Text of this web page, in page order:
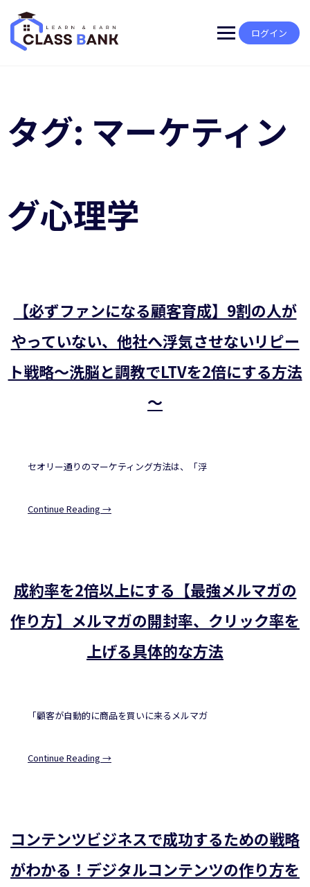
content
ログイン
タグ: マーケティン
グ心理学
【必ずファンになる顧客育成】9割の人が
やっていない、他社へ浮気させないリピー
ト戦略～洗脳と調教でLTVを2倍にする方法
～
セオリー通りのマーケティング方法は、「浮
Continue Reading →
成約率を2倍以上にする【最強メルマガの
作り方】メルマガの開封率、クリック率を
上げる具体的な方法
「顧客が自動的に商品を買いに来るメルマガ
Continue Reading →
コンテンツビジネスで成功するための戦略
がわかる！デジタルコンテンツの作り方を